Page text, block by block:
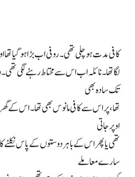
کافی مدت ہو چلی تھی۔ روفی اب بڑا ہو گیا تھا
لگا تھا۔ نائلہ اب اس سے محتاط رہنے لگی
تک سادہ بھی
تھا، پر اس سے کافی مانوس بھی تھا۔ اس کے
اوپر جاتی
تھی یا پھر اس کے باہر دوستوں کے پاس نکلنے
سارے معاملے